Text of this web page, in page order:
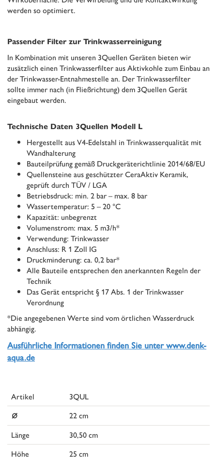
werden so optimiert.
Passender Filter zur Trinkwasserreinigung
In Kombination mit unseren 3Quellen Geräten bieten wir
zusätzlich einen Trinkwasserfilter aus Aktivkohle zum Einbau an
der Trinkwasser-Entnahmestelle an. Der Trinkwasserfilter
sollte immer nach (in Fließrichtung) dem 3Quellen Gerät
eingebaut werden.
Technische Daten 3Quellen Modell L
Hergestellt aus V4-Edelstahl in Trinkwasserqualität mit
Wandhalterung
Bauteilprüfung gemäß Druckgeräterichtlinie 2014/68/EU
Quellensteine aus geschützter CeraAktiv Keramik,
geprüft durch TÜV / LGA
Betriebsdruck: min. 2 bar – max. 8 bar
Wassertemperatur: 5 – 20 °C
Kapazität: unbegrenzt
Volumenstrom: max. 5 m3/h*
Verwendung: Trinkwasser
Anschluss: R 1 Zoll IG
Druckminderung: ca. 0,2 bar*
Alle Bauteile entsprechen den anerkannten Regeln der
Technik
Das Gerät entspricht § 17 Abs. 1 der Trinkwasser
Verordnung
*Die angegebenen Werte sind vom örtlichen Wasserdruck
abhängig.
Ausführliche Informationen finden Sie unter www.denk-
aqua.de
Artikel 3QUL
⌀
22 cm
Länge
30,50 cm
Höhe
25 cm